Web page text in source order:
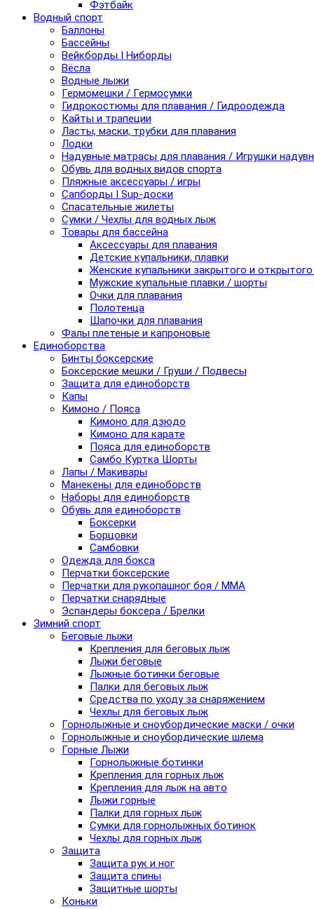
Фэтбайк
Водный спорт
Баллоны
Бассейны
Вейкборды I Ниборды
Вёсла
Водные лыжи
Гермомешки / Гермосумки
Гидрокостюмы для плавания / Гидроодежда
Кайты и трапеции
Ласты, маски, трубки для плавания
Лодки
Надувные матрасы для плавания / Игрушки
Обувь для водных видов спорта
Пляжные аксессуары / игры
Сапборды I Sup-доски
Спасательные жилеты
Сумки / Чехлы для водных лыж
Товары для бассейна
Аксессуары для плавания
Детские купальники, плавки
Женские купальники закрытого и
Мужские купальные плавки / шорты
Очки для плавания
Полотенца
Шапочки для плавания
Фалы плетеные и капроновые
Единоборства
Бинты боксерские
Боксерские мешки / Груши / Подвесы
Защита для единоборств
Капы
Кимоно / Пояса
Кимоно для дзюдо
Кимоно для карате
Пояса для единоборств
Самбо Куртка Шорты
Лапы / Макивары
Манекены для единоборств
Наборы для единоборств
Обувь для единоборств
Боксерки
Борцовки
Самбовки
Одежда для бокса
Перчатки боксерские
Перчатки для рукопашног боя / ММА
Перчатки снарядные
Эспандеры боксера / Брелки
Зимний спорт
Беговые лыжи
Крепления для беговых лыж
Лыжи беговые
Лыжные ботинки беговые
Палки для беговых лыж
Средства по уходу за снаряжением
Чехлы для беговых лыж
Горнолыжные и сноубордические маски / очки
Горнолыжные и сноубордические шлема
Горные Лыжи
Горнолыжные ботинки
Крепления для горных лыж
Крепления для лыж на авто
Лыжи горные
Палки для горных лыж
Сумки для горнолыжных ботинок
Чехлы для горных лыж
Защита
Защита рук и ног
Защита спины
Защитные шорты
Коньки